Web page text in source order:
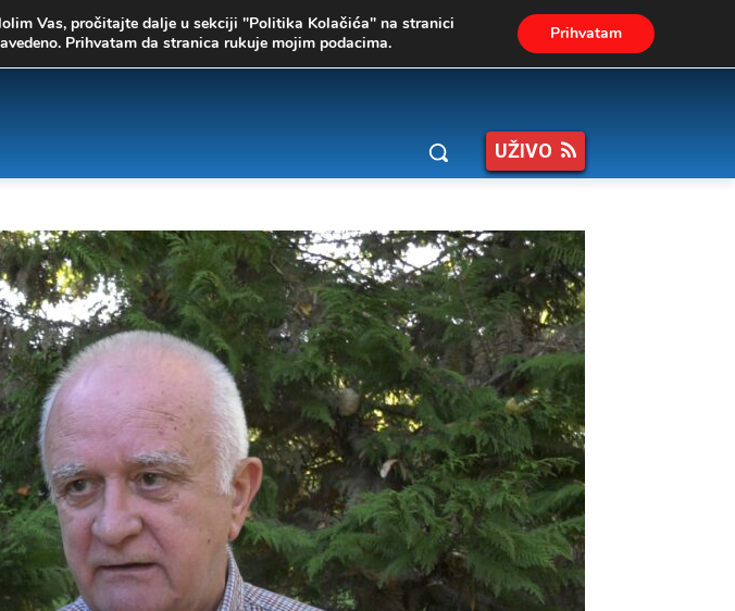
UŽIVO
Vas, pročitajte dalje u sekciji "Politika Kolačića" na stranici
Prihvatam da stranica rukuje mojim podacima. Prihvatam